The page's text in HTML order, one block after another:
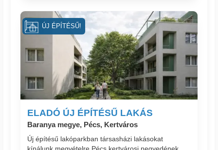
ELADÓ ÚJ ÉPÍTÉSŰ LAKÁS
Baranya megye, Pécs, Kertváros
Új építésű lakóparkban társasházi lakásokat
ÚJ ÉPÍTÉSŰ!